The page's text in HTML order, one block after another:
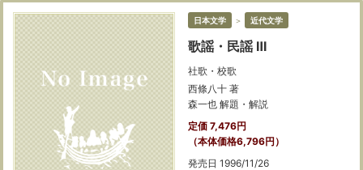
日本文学 ＞ 近代文学
歌謡・民謡 Ⅲ
社歌・校歌
西條八十 著
森一也 解題・解説
定価 7,476円
（本体価格6,796円）
発売日 1996/11/26